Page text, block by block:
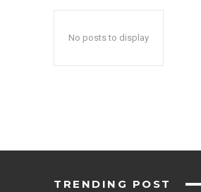
No posts to display
TRENDING POST